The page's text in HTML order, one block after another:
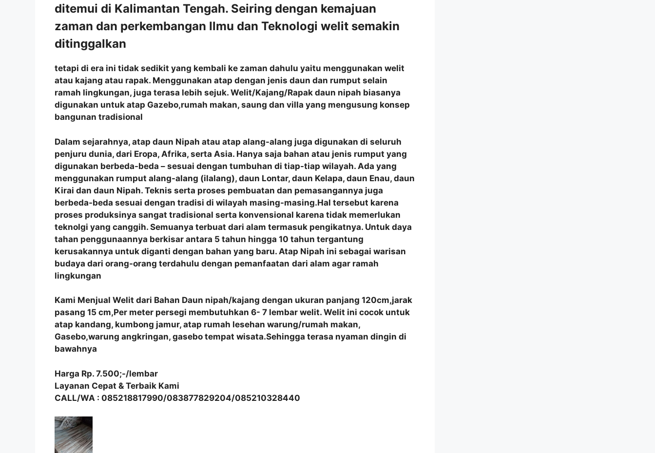
ditemui di Kalimantan Tengah. Seiring dengan kemajuan
zaman dan perkembangan Ilmu dan Teknologi welit semakin
ditinggalkan
tetapi di era ini tidak sedikit yang kembali ke zaman dahulu yaitu menggunakan welit
atau kajang atau rapak. Menggunakan atap dengan jenis daun dan rumput selain
ramah lingkungan, juga terasa lebih sejuk. Welit/Kajang/Rapak daun nipah biasanya
digunakan untuk atap Gazebo,rumah makan, saung dan villa yang mengusung konsep
bangunan tradisional
Dalam sejarahnya, atap daun Nipah atau atap alang-alang juga digunakan di seluruh
penjuru dunia, dari Eropa, Afrika, serta Asia. Hanya saja bahan atau jenis rumput yang
digunakan berbeda-beda – sesuai dengan tumbuhan di tiap-tiap wilayah. Ada yang
menggunakan rumput alang-alang (ilalang), daun Lontar, daun Kelapa, daun Enau, daun
Kirai dan daun Nipah. Teknis serta proses pembuatan dan pemasangannya juga
berbeda-beda sesuai dengan tradisi di wilayah masing-masing.Hal tersebut karena
proses produksinya sangat tradisional serta konvensional karena tidak memerlukan
teknolgi yang canggih. Semuanya terbuat dari alam termasuk pengikatnya. Untuk daya
tahan penggunaannya berkisar antara 5 tahun hingga 10 tahun tergantung
kerusakannya untuk diganti dengan bahan yang baru. Atap Nipah ini sebagai warisan
budaya dari orang-orang terdahulu dengan pemanfaatan dari alam agar ramah
lingkungan
Kami Menjual Welit dari Bahan Daun nipah/kajang dengan ukuran panjang 120cm,jarak
pasang 15 cm,Per meter persegi membutuhkan 6- 7 lembar welit. Welit ini cocok untuk
atap kandang, kumbong jamur, atap rumah lesehan warung/rumah makan,
Gasebo,warung angkringan, gasebo tempat wisata.Sehingga terasa nyaman dingin di
bawahnya
Harga Rp. 7.500;-/lembar
Layanan Cepat & Terbaik Kami
CALL/WA : 085218817990/083877829204/085210328440